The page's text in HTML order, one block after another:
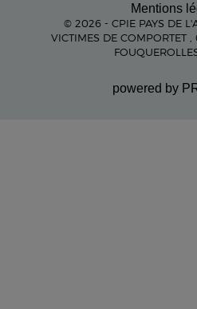
Mentions
© 2026 - CPIE PAYS DE
VICTIMES DE COMPORTET
powered by